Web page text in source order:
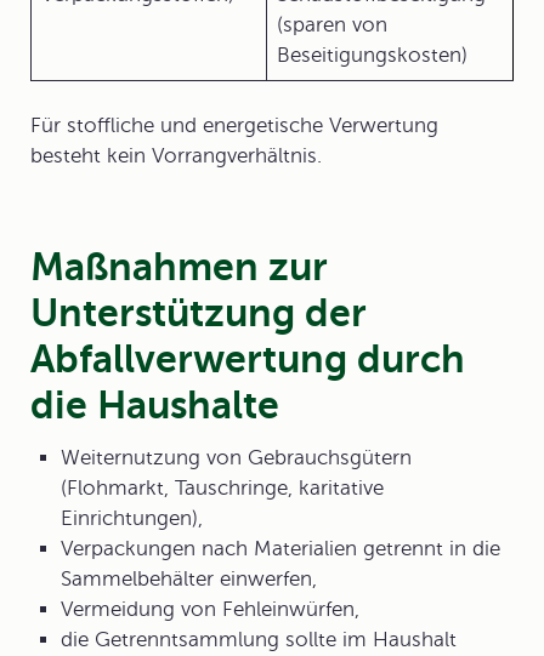
(sparen von
Beseitigungskosten)
Für stoffliche und energetische Verwertung
besteht kein Vorrangverhältnis.
Maßnahmen zur
Unterstützung der
Abfallverwertung durch
die Haushalte
Weiternutzung von Gebrauchsgütern
(Flohmarkt, Tauschringe, karitative
Einrichtungen),
Verpackungen nach Materialien getrennt in die
Sammelbehälter einwerfen,
Vermeidung von Fehleinwürfen,
die Getrenntsammlung sollte im Haushalt